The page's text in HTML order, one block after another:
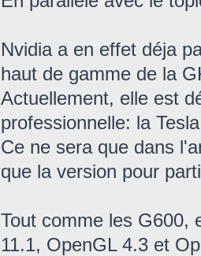
Nvidia a en effet déja
haut de gamme de la
Actuellement, elle est
professionnelle: la
Ce ne sera que dans
que la version pour
Tout comme les G600,
11.1, OpenGL 4.3 et